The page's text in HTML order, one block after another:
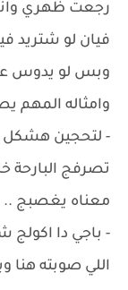
رجعت ظهري واني
فيان لو شتريد
وبس لو يدوس
وامثاله المهم
- لتحجين هشكل
تصرفج البارحة
معناه يغصبج ..
- باجي دا اكولج
اللي صوبته هنا